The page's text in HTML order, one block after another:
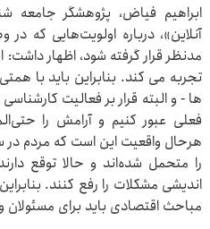
ابراهیم فیاض، پژوهشگر جامعه
آنلاین»، درباره اولویت‌هایی که
مدنظر قرار گرفته شود، اظهار
تجربه می کند. بنابراین باید با
ها - و البته قرار بر فعالیت
فعلی عبور کنیم و آرامش را
هرحال واقعیت این است که مردم
را متحمل شده‌اند و حالا توقع
اندیشی مشکلات را رفع کنند.
مباحث اقتصادی باید برای مسئولان